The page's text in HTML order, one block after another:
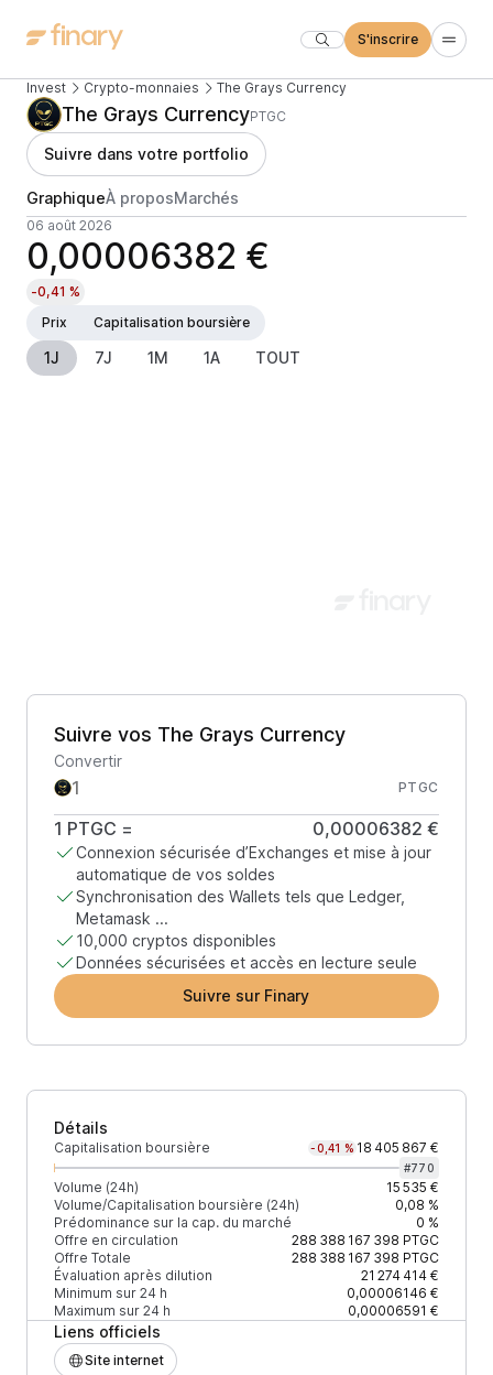
S'inscrire
Invest Crypto-monnaies The Grays Currency
The Grays CurrencyPTGC
Suivre dans votre portfolio
GraphiqueÀ proposMarchés
06 août 2026
0,00006382 €
-0,41 %
Prix
Capitalisation boursière
1J 7J 1M 1A TOUT
Suivre vos The Grays Currency
Convertir
PTGC
1 PTGC = 0,00006382 €
Connexion sécurisée d’Exchanges et mise à jour
automatique de vos soldes
Synchronisation des Wallets tels que Ledger,
Metamask ...
10,000 cryptos disponibles
Données sécurisées et accès en lecture seule
Suivre sur Finary
Détails
Capitalisation boursière -0,41 % 18 405 867 €
#770
Volume (24h)
15 535 €
Volume/Capitalisation boursière (24h)
0,08 %
Prédominance sur la cap. du marché
0 %
Offre en circulation
288 388 167 398 PTGC
Offre Totale
288 388 167 398 PTGC
Évaluation après dilution
21 274 414 €
Minimum sur 24 h
0,00006146 €
Maximum sur 24 h
0,00006591 €
Liens officiels
Site internet